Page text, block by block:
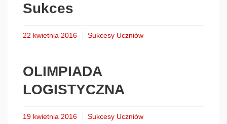
Sukces
22 kwietnia 2016 Sukcesy Uczniów
OLIMPIADA
LOGISTYCZNA
19 kwietnia 2016 Sukcesy Uczniów